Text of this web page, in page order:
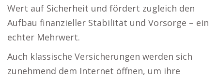
Wert auf Sicherheit und fördert zugleich den
Aufbau finanzieller Stabilität und Vorsorge – ein
echter Mehrwert.
Auch klassische Versicherungen werden sich
zunehmend dem Internet öffnen, um ihre